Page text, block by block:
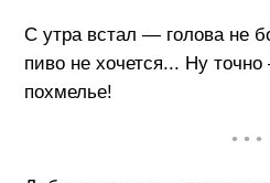
С утра встал — голова не
пиво не хочется... Ну
похмелье!
• • •